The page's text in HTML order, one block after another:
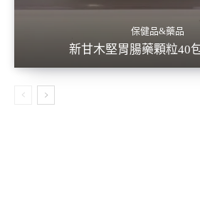
保健品&藥品
新甘木堅胃腸藥顆粒40